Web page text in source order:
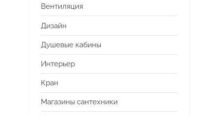
Вентиляция
Дизайн
Душевые кабины
Интерьер
Кран
Магазины сантехники